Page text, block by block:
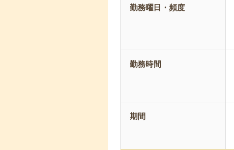
勤務曜日・頻度
勤務時間
期間